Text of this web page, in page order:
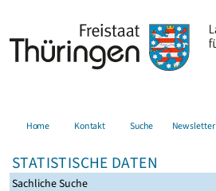
Home Kontakt Suche Newsletter
STATISTISCHE DATEN
Sachliche Suche